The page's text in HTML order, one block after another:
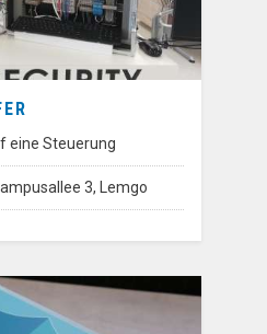
eine Steuerung
3, Lemgo